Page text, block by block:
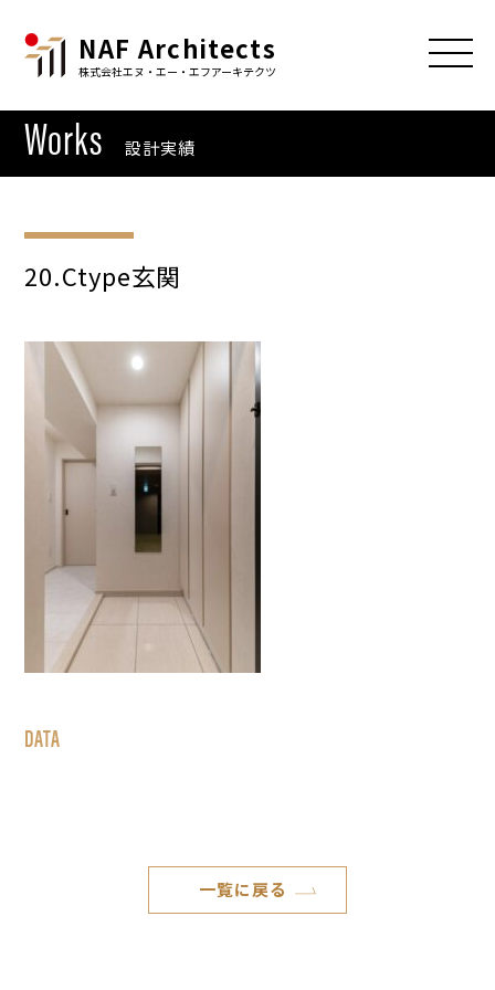
NAF Architects
株式会社エヌ・エー・エフアーキテクツ
Works 設計実績
20.Ctype玄関
DATA
一覧に戻る